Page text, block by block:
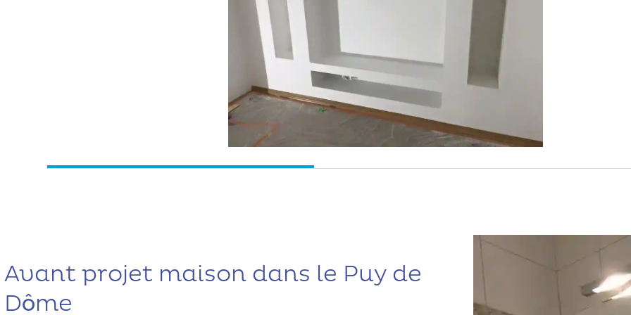
Avant projet maison dans le Puy de
Dôme